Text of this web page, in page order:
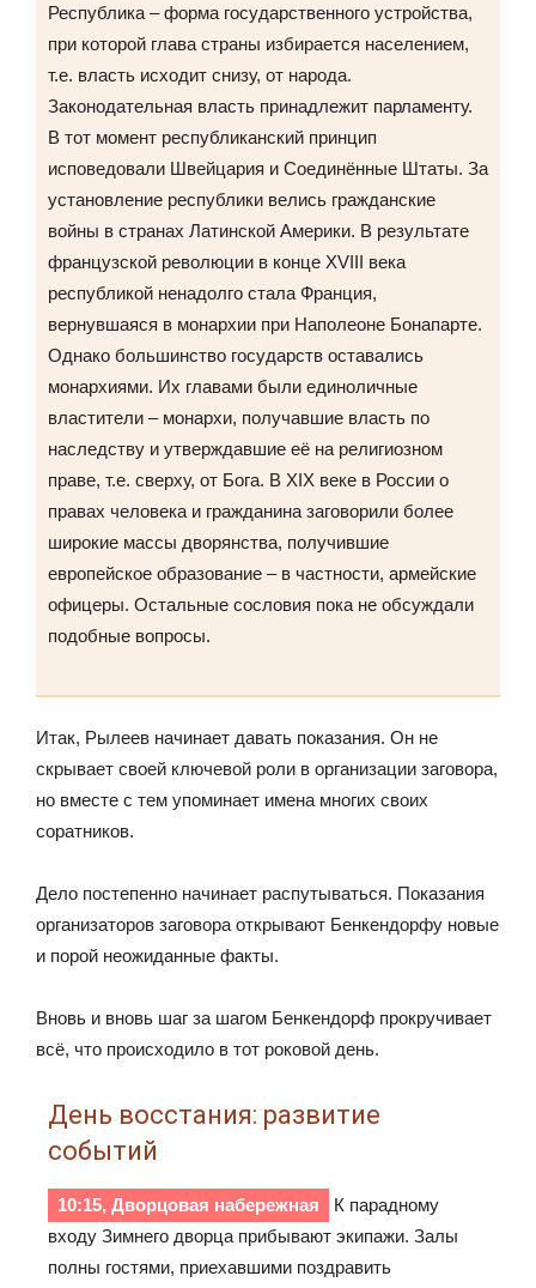
Республика – форма государственного устройства,
при которой глава страны избирается населением,
т.е. власть исходит снизу, от народа.
Законодательная власть принадлежит парламенту.
В тот момент республиканский принцип
исповедовали Швейцария и Соединённые Штаты. За
установление республики велись гражданские
войны в странах Латинской Америки. В результате
французской революции в конце XVIII века
республикой ненадолго стала Франция,
вернувшаяся в монархии при Наполеоне Бонапарте.
Однако большинство государств оставались
монархиями. Их главами были единоличные
властители – монархи, получавшие власть по
наследству и утверждавшие её на религиозном
праве, т.е. сверху, от Бога. В XIX веке в России о
правах человека и гражданина заговорили более
широкие массы дворянства, получившие
европейское образование – в частности, армейские
офицеры. Остальные сословия пока не обсуждали
подобные вопросы.
Итак, Рылеев начинает давать показания. Он не
скрывает своей ключевой роли в организации заговора,
но вместе с тем упоминает имена многих своих
соратников.
Дело постепенно начинает распутываться. Показания
организаторов заговора открывают Бенкендорфу новые
и порой неожиданные факты.
Вновь и вновь шаг за шагом Бенкендорф прокручивает
всё, что происходило в тот роковой день.
День восстания: развитие
событий
10:15, Дворцовая набережная
К парадному
входу Зимнего дворца прибывают экипажи. Залы
полны гостями, приехавшими поздравить